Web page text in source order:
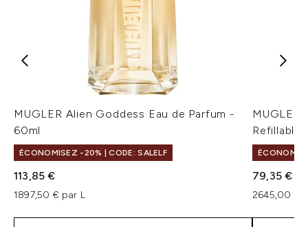
MUGLER Alien Goddess Eau de Parfum -
60ml
ÉCONOMISEZ -20% | CODE: SALELF
113,85 €
1897,50 € par L
MUGLER
Refillable
79,35 €
2645,00 €